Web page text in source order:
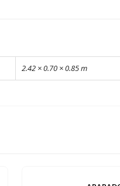
2.42 × 0.70 × 0.85 m